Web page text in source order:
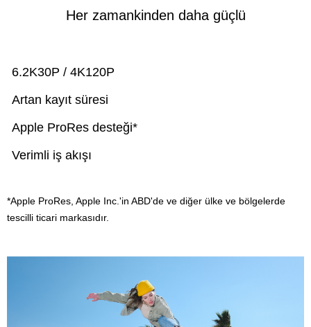
Her zamankinden daha güçlü
6.2K30P / 4K120P
Artan kayıt süresi
Apple ProRes desteği*
Verimli iş akışı
*Apple ProRes, Apple Inc.'in ABD'de ve diğer ülke ve bölgelerde
tescilli ticari markasıdır.